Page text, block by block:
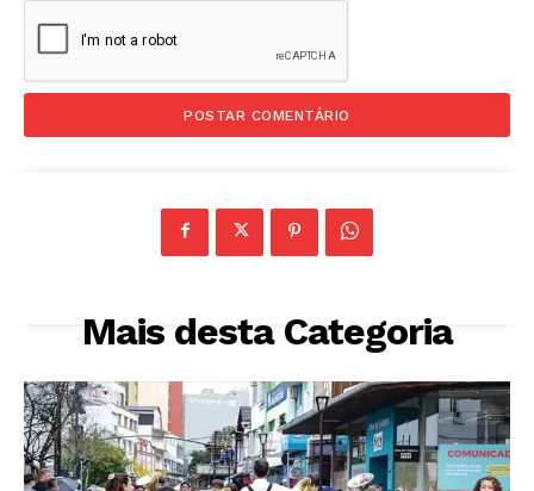
Mais desta Categoria